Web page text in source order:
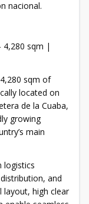
nacional.
4,280 sqm |
sqm of
located on
de la Cuaba,
growing
main
logistics
and
layout, high clear